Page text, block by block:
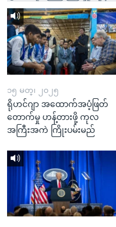
ကျော်
ရန်
၁၅ မတ္၊ ၂၀၂၅
ရိုဟင်ဂျာ အထောက်အပံ့ဖြတ်
တောက်မှု ဟန့်တားဖို့ ကုလ
အကြီးအကဲ ကြိုးပမ်းမည်